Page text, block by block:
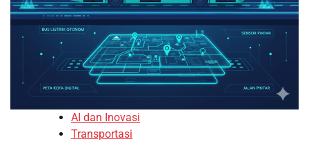
AI dan Inovasi
Transportasi